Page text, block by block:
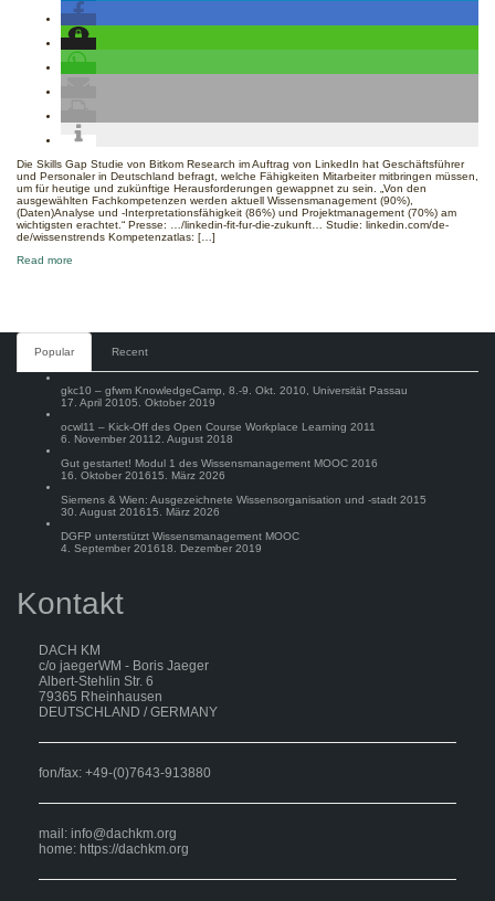
Die Skills Gap Studie von Bitkom Research im Auftrag von LinkedIn hat Geschäftsführer
und Personaler in Deutschland befragt, welche Fähigkeiten Mitarbeiter mitbringen müssen,
um für heutige und zukünftige Herausforderungen gewappnet zu sein. „Von den
ausgewählten Fachkompetenzen werden aktuell Wissensmanagement (90%),
(Daten)Analyse und -Interpretationsfähigkeit (86%) und Projektmanagement (70%) am
wichtigsten erachtet.“ Presse: …/linkedin-fit-fur-die-zukunft… Studie: linkedin.com/de-
de/wissenstrends Kompetenzatlas: […]
Read more
erwerben
Popular
Recent
gkc10 – gfwm KnowledgeCamp, 8.-9. Okt. 2010, Universität Passau
17. April 20105. Oktober 2019
ocwl11 – Kick-Off des Open Course Workplace Learning 2011
6. November 20112. August 2018
Gut gestartet! Modul 1 des Wissensmanagement MOOC 2016
16. Oktober 201615. März 2026
Siemens & Wien: Ausgezeichnete Wissensorganisation und -stadt 2015
30. August 201615. März 2026
DGFP unterstützt Wissensmanagement MOOC
4. September 201618. Dezember 2019
Kontakt
DACH KM
c/o jaegerWM - Boris Jaeger
Albert-Stehlin Str. 6
79365 Rheinhausen
DEUTSCHLAND / GERMANY
fon/fax: +49-(0)7643-913880
mail: info@dachkm.org
home: https://dachkm.org